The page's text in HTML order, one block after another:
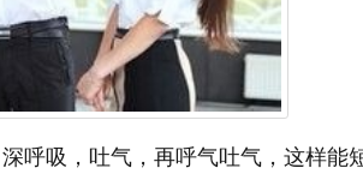
呼吸，吐气，再呼气吐气，这样能